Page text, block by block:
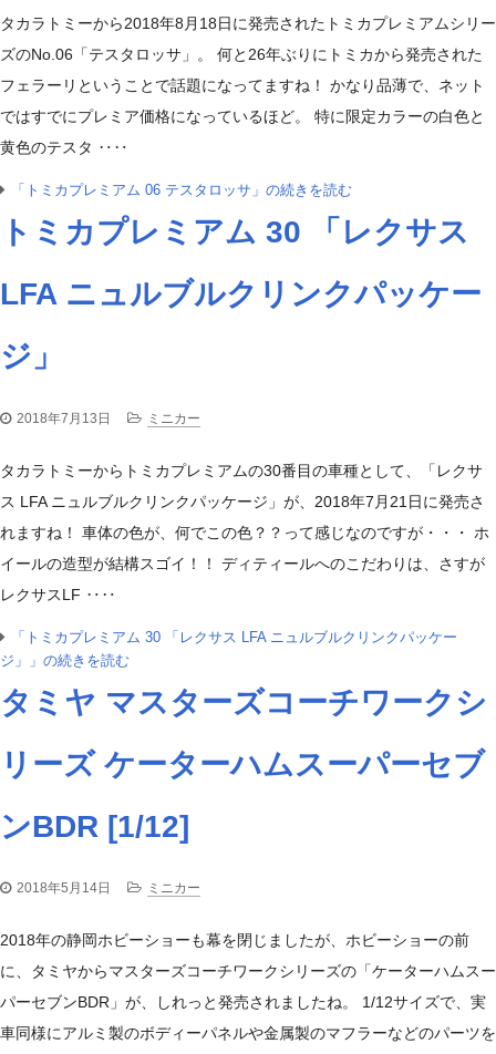
タカラトミーから2018年8月18日に発売されたトミカプレミアムシリー
ズのNo.06「テスタロッサ」。 何と26年ぶりにトミカから発売された
フェラーリということで話題になってますね！ かなり品薄で、ネット
ではすでにプレミア価格になっているほど。 特に限定カラーの白色と
黄色のテスタ ‥‥
「トミカプレミアム 06 テスタロッサ」の続きを読む
トミカプレミアム 30 「レクサス
LFA ニュルブルクリンクパッケー
ジ」
2018年7月13日 ミニカー
タカラトミーからトミカプレミアムの30番目の車種として、「レクサ
ス LFA ニュルブルクリンクパッケージ」が、2018年7月21日に発売さ
れますね！ 車体の色が、何でこの色？？って感じなのですが・・・ ホ
イールの造型が結構スゴイ！！ ディティールへのこだわりは、さすが
レクサスLF ‥‥
「トミカプレミアム 30 「レクサス LFA ニュルブルクリンクパッケー
ジ」」の続きを読む
タミヤ マスターズコーチワークシ
リーズ ケーターハムスーパーセブ
ンBDR [1/12]
2018年5月14日 ミニカー
2018年の静岡ホビーショーも幕を閉じましたが、ホビーショーの前
に、タミヤからマスターズコーチワークシリーズの「ケーターハムスー
パーセブンBDR」が、しれっと発売されましたね。 1/12サイズで、実
車同様にアルミ製のボディーパネルや金属製のマフラーなどのパーツを